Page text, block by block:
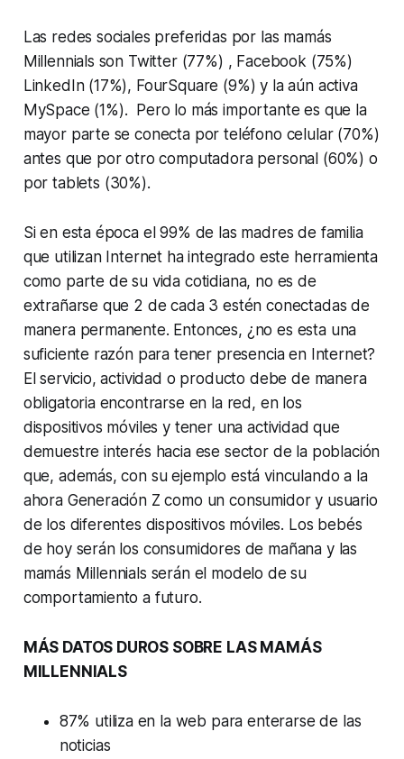
Las redes sociales preferidas por las mamás
Millennials son Twitter (77%) , Facebook (75%)
LinkedIn (17%), FourSquare (9%) y la aún activa
MySpace (1%). Pero lo más importante es que la
mayor parte se conecta por teléfono celular (70%)
antes que por otro computadora personal (60%) o
portablets (30%).
Si en esta época el 99% de las madres de familia
que utilizan Internet ha integrado este herramienta
como parte de su vida cotidiana, no es de
extrañarse que 2 de cada 3 estén conectadas de
manera permanente. Entonces, ¿no es esta una
suficiente razón para tener presencia en Internet?
El servicio, actividad o producto debe de manera
obligatoria encontrarse en la red, en los
dispositivos móviles y tener una actividad que
demuestre interés hacia ese sector de la población
que, además, con su ejemplo está vinculando a la
ahora Generación Z como un consumidor y usuario
de los diferentes dispositivos móviles. Los bebés
de hoy serán los consumidores de mañana y las
mamás Millennials serán el modelo de su
comportamiento a futuro.
MÁS DATOS DUROS SOBRE LAS MAMÁS
MILLENNIALS
87% utiliza en la web para enterarse de las
noticias